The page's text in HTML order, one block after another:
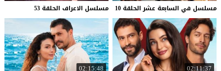
مسلسل في السابعة عشر الحلقة 10 مسلسل الاعراف الحلقة 53
02:11:37
02:15:48